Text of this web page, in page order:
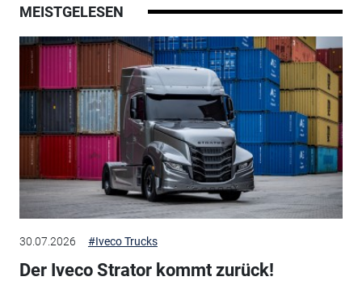
MEISTGELESEN
30.07.2026 #Iveco Trucks
Der Iveco Strator kommt zurück!